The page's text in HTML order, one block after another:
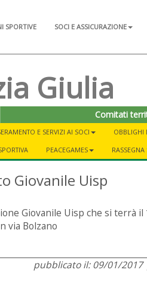
SPORTIVE SOCI E ASSICURAZIONE
Giulia
Comitati
E SERVIZI AI SOCI OBBLIGHI
PEACEGAMES
Giovanile Uisp
Giovanile Uisp che si terrà il
via Bolzano
pubblicato il: 09/01/